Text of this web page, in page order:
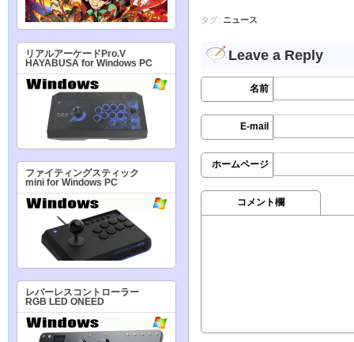
タグ: ニュース
Leave a Reply
名前
E-mail
ホームページ
コメント欄
リアルアーケードPro.V
HAYABUSA for Windows PC
ファイティングスティック
mini for Windows PC
レバーレスコントローラー
RGB LED ONEED